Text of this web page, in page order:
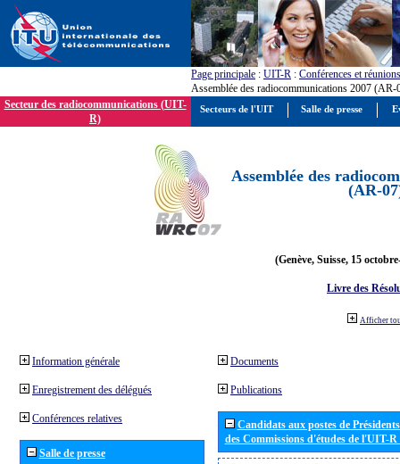
Page principale : UIT-R : Conférences et réunions
Assemblée des radiocommunications 2007 (AR-
Secteur des radiocommunications (UIT-
R)
Assemblée des
(AR-
(Genève, Suisse, 15
Livre des
Afficher
Information générale
Enregistrement des délégués
Conférences relatives
Salle de presse
Documents
Publications
Candidats aux postes de
des Commissions d'études de l'UIT-
Secteurs de l'UIT Salle de presse